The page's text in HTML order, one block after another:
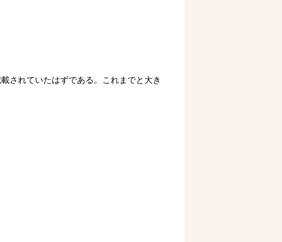
されていたはずである。これまでと大き